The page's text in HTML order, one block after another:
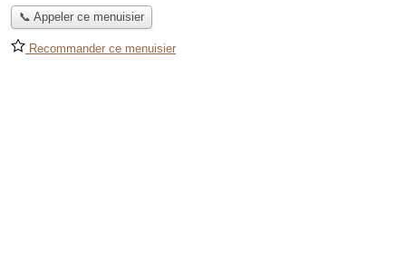
📞 Appeler ce menuisier
Recommander ce menuisier